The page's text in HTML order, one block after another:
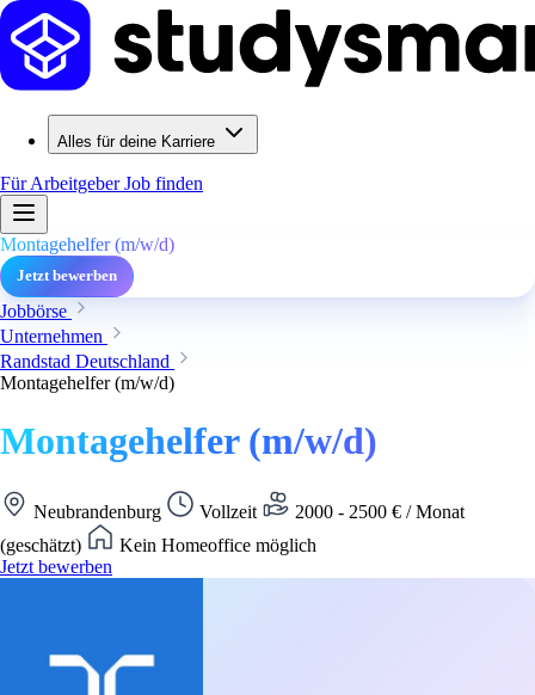
Alles für deine Karriere
Für ArbeitgeberJob finden
Montagehelfer (m/w/d)
Jetzt bewerben
Jobbörse
Unternehmen
Randstad Deutschland
Montagehelfer (m/w/d)
Montagehelfer (m/w/d)
Neubrandenburg Vollzeit
2000 - 2500 € / Monat
(geschätzt)
Kein Homeoffice möglich
Jetzt bewerben